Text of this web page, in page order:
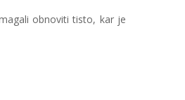
obnoviti tisto, kar je